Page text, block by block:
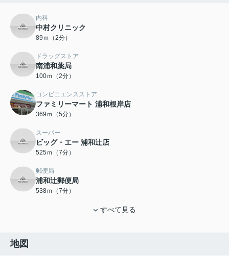
内科
中村クリニック
89ｍ（2分）
ドラッグストア
南浦和薬局
100ｍ（2分）
コンビニエンスストア
ファミリーマート 浦和根岸店
369ｍ（5分）
スーパー
ビッグ・エー 浦和辻店
525ｍ（7分）
郵便局
浦和辻郵便局
538ｍ（7分）
すべて見る
地図